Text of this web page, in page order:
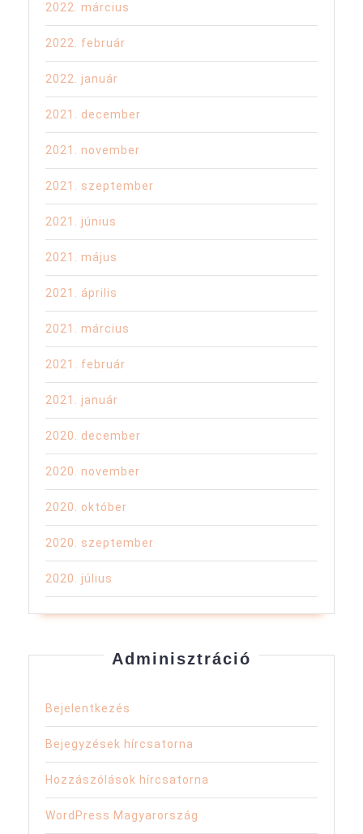
2022. március
2022. február
2022. január
2021. december
2021. november
2021. szeptember
2021. június
2021. május
2021. április
2021. március
2021. február
2021. január
2020. december
2020. november
2020. október
2020. szeptember
2020. július
Adminisztráció
Bejelentkezés
Bejegyzések hírcsatorna
Hozzászólások hírcsatorna
WordPress Magyarország